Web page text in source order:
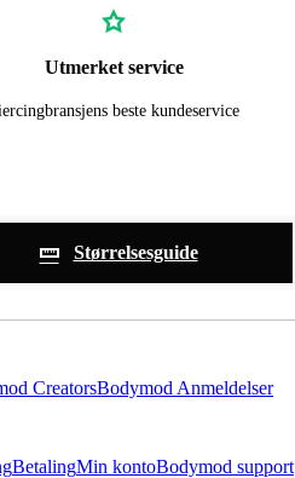
Utmerket service
beste kundeservice
Størrelsesguide
CreatorsBodymod Anmeldelser
BetalingMin kontoBodymod support